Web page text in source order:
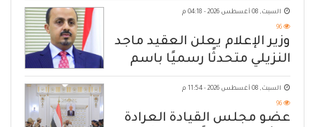
السبت, 08 أغسطس 2026 - 04:18 م
96
وزير الإعلام يعلن العقيد ماجد
النزيلي متحدثًا رسميًا باسم
القوات المسلحة اليمنية
السبت, 08 أغسطس 2026 - 11:54 م
96
عضو مجلس القيادة العرادة